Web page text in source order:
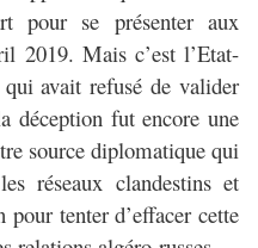
pour se présenter aux
2019. Mais c’est l’Etat-
avait refusé de valider
déception fut encore une
source diplomatique qui
réseaux clandestins et
tenter d’effacer cette